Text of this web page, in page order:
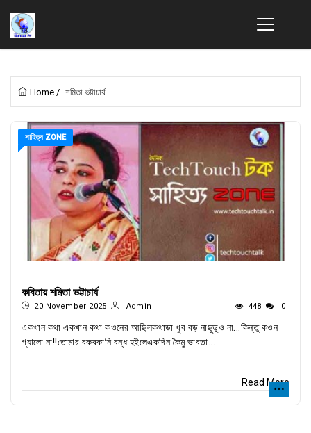
Home / শমিতা ভট্টাচার্য
সাহিত্য ZONE
কবিতায় শমিতা ভট্টাচার্য
20 November 2025 Admin 448 0
একখান কথা একখান কথা কওনের আছিলকথাডা খুব বড় নাছুডুও না...কিন্তু কওন
গ্যালো না!!তোমার বকবকানি বন্ধ হইলেএকদিন কৈমু ভাবতা...
Read More